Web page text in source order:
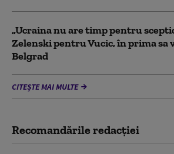
„Ucraina nu are timp pentru
Zelenski pentru Vucic, în prima sa
Belgrad
CITEȘTE MAI MULTE
Recomandările redacţiei